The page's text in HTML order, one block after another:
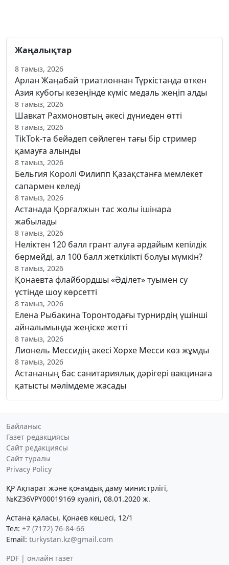
Жаңалықтар
8 тамыз, 2026
Арлан Жаңабай триатлоннан Түркістанда өткен
Азия кубогы кезеңінде күміс медаль жеңіп алды
8 тамыз, 2026
Шавкат Рахмоновтың әкесі дүниеден өтті
8 тамыз, 2026
TikTok-та бейәдеп сөйлеген тағы бір стример
қамауға алынды
8 тамыз, 2026
Бельгия Королі Филипп Қазақстанға мемлекет
сапармен келеді
8 тамыз, 2026
Астанада Қорғалжын тас жолы ішінара
жабылады
8 тамыз, 2026
Неліктен 120 балл грант алуға әрдайым кепілдік
бермейді, ал 100 балл жеткілікті болуы мүмкін?
8 тамыз, 2026
Қонаевта флайбордшы «Әділет» туымен су
үстінде шоу көрсетті
8 тамыз, 2026
Елена Рыбакина Торонтодағы турнирдің үшінші
айналымында жеңіске жетті
8 тамыз, 2026
Лионель Мессидің әкесі Хорхе Месси көз жұмды
8 тамыз, 2026
Астананың бас санитариялық дәрігері вакцинаға
қатысты мәлімдеме жасады
Байланыс
Газет редакциясы
Сайт редакциясы
Сайт туралы
Privacy Policy
ҚР Ақпарат және қоғамдық даму министрлігі,
№KZ36VPY00019169 куәлігі, 08.01.2020 ж.
Астана қаласы, Қонаев көшесі, 12/1
Тел: +7 (7172) 76-84-66
Email: turkystan.kz@gmail.com
PDF | онлайн газет